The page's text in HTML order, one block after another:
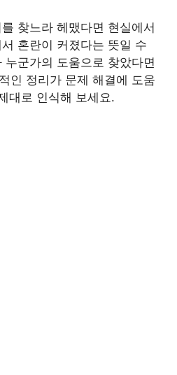
찾느라 헤맸다면 현실에서
혼란이 커졌다는 뜻일 수
누군가의 도움으로 찾았다면
인 정리가 문제 해결에 도움
대로 인식해 보세요.